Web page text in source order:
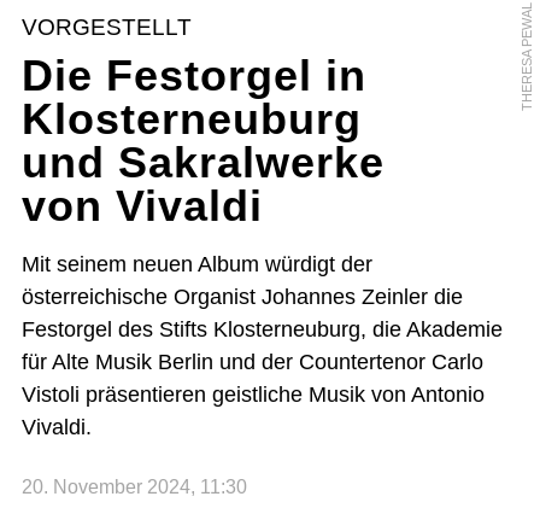
THERESA PEWAL
VORGESTELLT
Die Festorgel in
Klosterneuburg
und Sakralwerke
von Vivaldi
Mit seinem neuen Album würdigt der
österreichische Organist Johannes Zeinler die
Festorgel des Stifts Klosterneuburg, die Akademie
für Alte Musik Berlin und der Countertenor Carlo
Vistoli präsentieren geistliche Musik von Antonio
Vivaldi.
20. November 2024, 11:30